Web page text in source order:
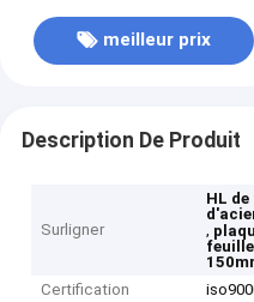
meilleur prix
Description De Produit
Surligner
HL
,
Certification